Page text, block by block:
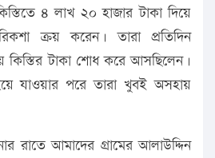
৪ লাখ ২০ হাজার টাকা দিয়ে
ক্রয় করেন। তারা প্রতিদিন
কিস্তির টাকা শোধ করে আসছিলেন।
যাওয়ার পরে তারা খুবই অসহায়
রাতে আমাদের গ্রামের আলাউদ্দিন